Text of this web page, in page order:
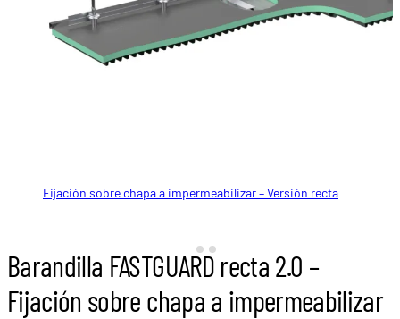
Fijación sobre chapa a impermeabilizar – Versión recta
Fijación sobre chapa a impermeabilizar montante recto
Base para chapa a impermeabilizar – Montaje recto
Barandilla FASTGUARD recta 2.0 –
Fijación sobre chapa a impermeabilizar